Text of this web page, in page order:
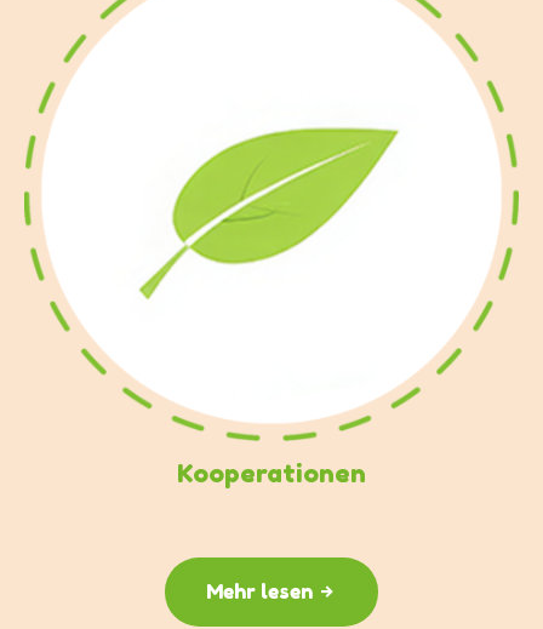
Kooperationen
Mehr lesen